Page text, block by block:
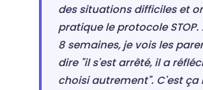
des situations difficiles et
pratique le protocole
8 semaines, je vois les
dire "il s'est arrêté, il a
choisi autrement". C'est ça